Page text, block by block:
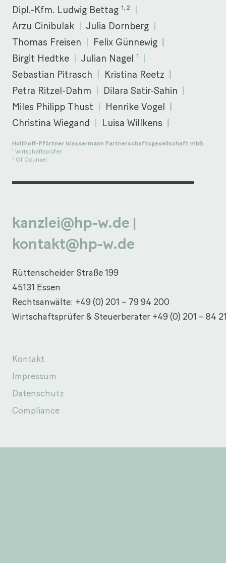
Dipl.-Kfm. Ludwig Bettag 1, 2
Arzu Cinibulak
Julia Dornberg
Thomas Freisen
Felix Günnewig
Birgit Hedtke
Julian Nagel 1
Sebastian Pitrasch
Kristina Reetz
Petra Ritzel-Dahm
Dilara Satir-Sahin
Miles Philipp Thust
Henrike Vogel
Christina Wiegand
Luisa Willkens
Holthoff-Pförtner Wassermann Partnerschaftsgesellschaft mbB
1 Wirtschaftsprüfer
2 Of Counsel
kanzlei@hp-w.de |
kontakt@hp-w.de
Rüttenscheider Straße 199
45131 Essen
Rechtsanwälte: +49 (0) 201 – 79 94 200
Wirtschaftsprüfer & Steuerberater +49 (0) 201 – 84
Kontakt
Impressum
Datenschutz
Compliance